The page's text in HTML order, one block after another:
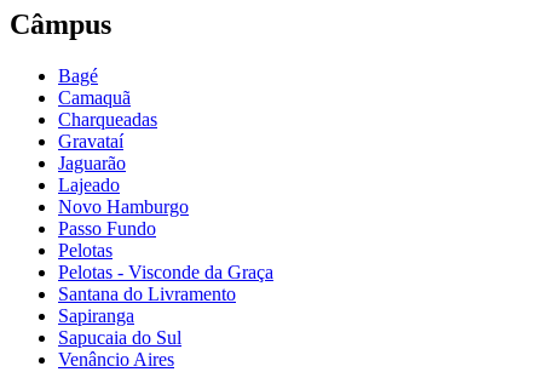
Câmpus
Bagé
Camaquã
Charqueadas
Gravataí
Jaguarão
Lajeado
Novo Hamburgo
Passo Fundo
Pelotas
Pelotas - Visconde da Graça
Santana do Livramento
Sapiranga
Sapucaia do Sul
Venâncio Aires